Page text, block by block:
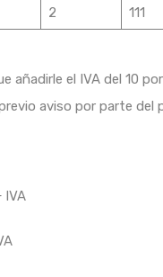
2 111
añadirle el IVA del 10
aviso por parte
IVA